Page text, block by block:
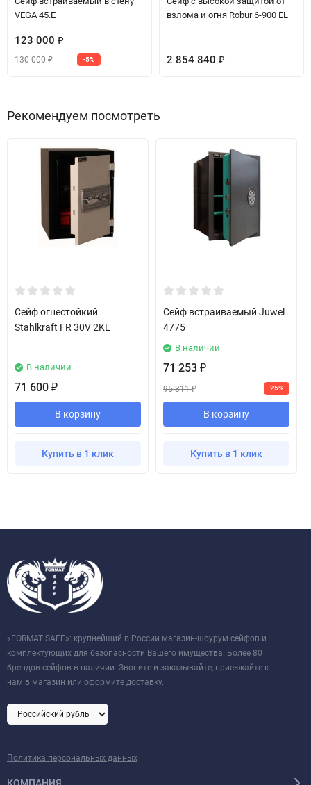
VEGA 45.E
123 000 ₽
130 000₽ -5%
взлома и огня Robur 6-900 EL
2 854 840 ₽
Рекомендуем посмотреть
Сейф огнестойкий
Stahlkraft FR 30V 2KL
В наличии
71 600 ₽
В корзину
Купить в 1 клик
Сейф встраиваемый Juwel
4775
В наличии
71 253 ₽
95 311₽ 25%
В корзину
Купить в 1 клик
«FORMAT SAFE»: крупнейший в России магазин-шоурум сейфов и
комплектующих для безопасности Вашего имущества. Более 80
брендов сейфов в наличии. Звоните и заказывайте, приезжайте к
нам в магазин или оформите доставку.
Политика персональных данных